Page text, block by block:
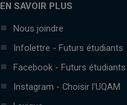
EN SAVOIR PLUS
Nous joindre
Infolettre - Futurs étudiants
Facebook - Futurs étudiants
Instagram - Choisir l'UQAM